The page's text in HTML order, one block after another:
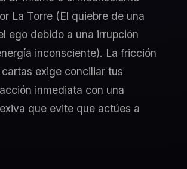
La Torre (El quiebre de una
ego debido a una irrupción
inconsciente). La fricción
exige conciliar tus
inmediata con una
que evite que actúes a